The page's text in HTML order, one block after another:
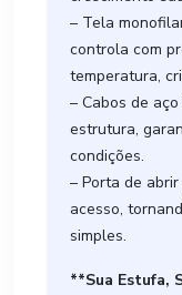
– Tela
controla com
temperatura,
– Cabos de
estrutura,
condições.
– Porta de
acesso,
simples.
**Sua Estufa,